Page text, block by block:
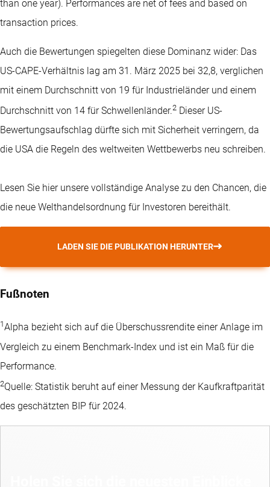
than one year). Performances are net of fees and based on
transaction prices.
Auch die Bewertungen spiegelten diese Dominanz wider: Das
US-CAPE-Verhältnis lag am 31. März 2025 bei 32,8, verglichen
mit einem Durchschnitt von 19 für Industrieländer und einem
Durchschnitt von 14 für Schwellenländer.2 Dieser US-
Bewertungsaufschlag dürfte sich mit Sicherheit verringern, da
die USA die Regeln des weltweiten Wettbewerbs neu schreiben.
Lesen Sie hier unsere vollständige Analyse zu den Chancen, die
die neue Welthandelsordnung für Investoren bereithält.
LADEN SIE DIE PUBLIKATION HERUNTER
Fußnoten
1Alpha bezieht sich auf die Überschussrendite einer Anlage im
Vergleich zu einem Benchmark-Index und ist ein Maß für die
Performance.
2Quelle: Statistik beruht auf einer Messung der Kaufkraftparität
des geschätzten BIP für 2024.